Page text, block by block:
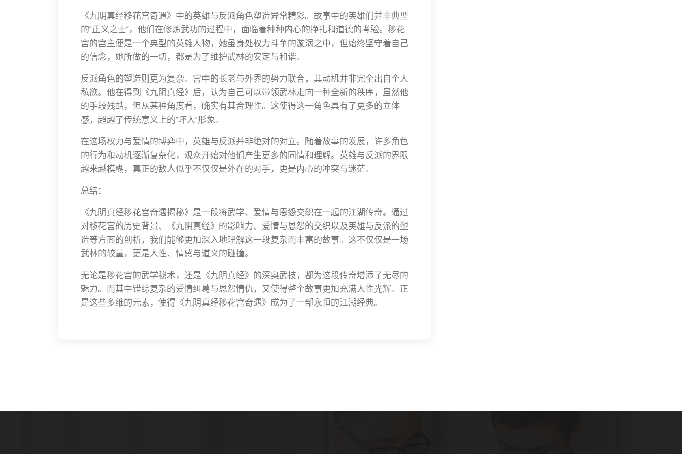
《九阴真经移花宫奇遇》中的英雄与反派角色塑造异常精彩。故事中的英雄们并非典型
的“正义之士”，他们在修炼武功的过程中，面临着种种内心的挣扎和道德的考验。移花
宫的宫主便是一个典型的英雄人物，她虽身处权力斗争的漩涡之中，但始终坚守着自己
的信念，她所做的一切，都是为了维护武林的安定与和谐。
反派角色的塑造则更为复杂。宫中的长老与外界的势力联合，其动机并非完全出自个人
私欲。他在得到《九阴真经》后，认为自己可以带领武林走向一种全新的秩序，虽然他
的手段残酷，但从某种角度看，确实有其合理性。这使得这一角色具有了更多的立体
感，超越了传统意义上的“坏人”形象。
在这场权力与爱情的博弈中，英雄与反派并非绝对的对立。随着故事的发展，许多角色
的行为和动机逐渐复杂化，观众开始对他们产生更多的同情和理解。英雄与反派的界限
越来越模糊，真正的敌人似乎不仅仅是外在的对手，更是内心的冲突与迷茫。
总结：
《九阴真经移花宫奇遇揭秘》是一段将武学、爱情与恩怨交织在一起的江湖传奇。通过
对移花宫的历史背景、《九阴真经》的影响力、爱情与恩怨的交织以及英雄与反派的塑
造等方面的剖析，我们能够更加深入地理解这一段复杂而丰富的故事。这不仅仅是一场
武林的较量，更是人性、情感与道义的碰撞。
无论是移花宫的武学秘术，还是《九阴真经》的深奥武技，都为这段传奇增添了无尽的
魅力。而其中错综复杂的爱情纠葛与恩怨情仇，又使得整个故事更加充满人性光辉。正
是这些多维的元素，使得《九阴真经移花宫奇遇》成为了一部永恒的江湖经典。